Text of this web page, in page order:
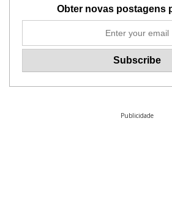
Obter novas postagens
Publicidade